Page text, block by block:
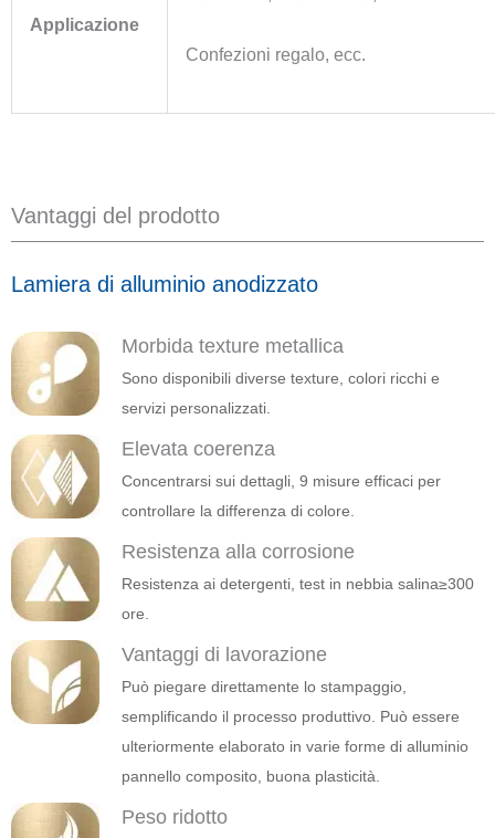
Applicazione
Confezioni regalo, ecc.
Vantaggi del prodotto
Lamiera di alluminio anodizzato
Morbida texture metallica
Sono disponibili diverse texture, colori ricchi e
servizi personalizzati.
Elevata coerenza
Concentrarsi sui dettagli, 9 misure efficaci per
controllare la differenza di colore.
Resistenza alla corrosione
Resistenza ai detergenti, test in nebbia salina≥300
ore.
Vantaggi di lavorazione
Può piegare direttamente lo stampaggio,
semplificando il processo produttivo. Può essere
ulteriormente elaborato in varie forme di alluminio
pannello composito, buona plasticità.
Peso ridotto